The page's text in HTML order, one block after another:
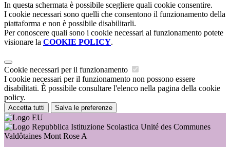
In questa schermata è possibile scegliere quali cookie consentire.
I cookie necessari sono quelli che consentono il funzionamento della
piattaforma e non è possibile disabilitarli.
Per conoscere quali sono i cookie necessari al funzionamento potete
visionare la COOKIE POLICY.
Cookie necessari per il funzionamento
I cookie necessari per il funzionamento non possono essere
disabilitati. È possibile consultare l'elenco nella pagina della cookie
policy.
Accetta tutti Salva le preferenze
Istituzione Scolastica Unité des Communes
Valdôtaines Mont Rose A